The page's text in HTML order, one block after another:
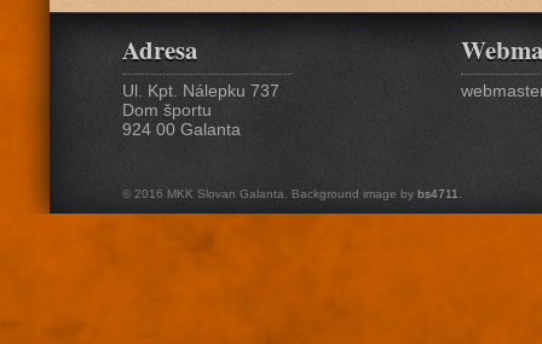
Adresa
Ul. Kpt. Nálepku 737
Dom športu
924 00 Galanta
© 2016 MKK Slovan Galanta. Background image by bs4711